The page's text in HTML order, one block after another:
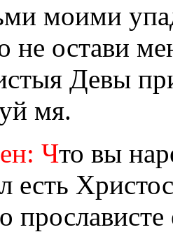
моими
не остави
Девы
мя.
Что вы
есть